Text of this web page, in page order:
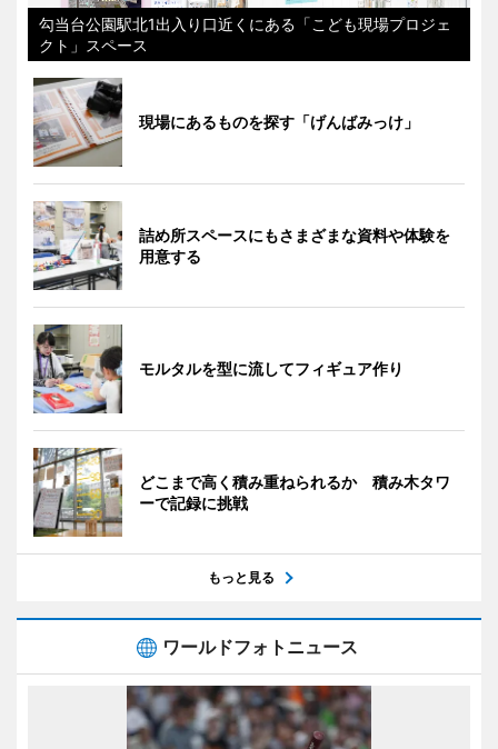
勾当台公園駅北1出入り口近くにある「こども現場プロジェ
クト」スペース
現場にあるものを探す「げんばみっけ」
詰め所スペースにもさまざまな資料や体験を
用意する
モルタルを型に流してフィギュア作り
どこまで高く積み重ねられるか 積み木タワ
ーで記録に挑戦
もっと見る
ワールドフォトニュース